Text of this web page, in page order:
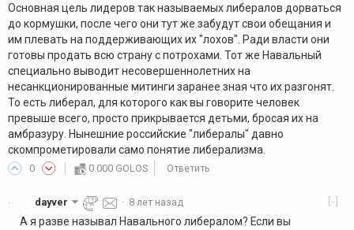
Основная цель лидеров так называемых либералов дорваться
до кормушки, после чего они тут же забудут свои обещания и
им плевать на поддерживающих их "лохов". Ради власти они
готовы продать всю страну с потрохами. Тот же Навальный
специально выводит несовершеннолетних на
несанкционированные митинги заранее зная что их разгонят.
То есть либерал, для которого как вы говорите человек
превыше всего, просто прикрывается детьми, бросая их на
амбразуру. Нынешние российские "либералы" давно
скомпрометировали само понятие либерализма.
0 0.000 GOLOS Ответить
· [-]
dayver · 8 лет назад
А я разве называл Навального либералом? Если вы